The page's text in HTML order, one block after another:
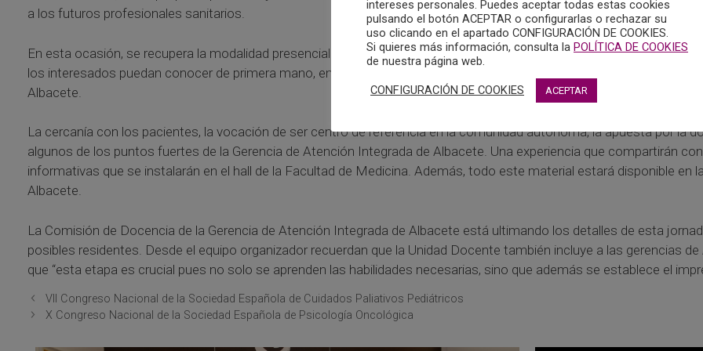
a los futuros profesionales sanitarios.
En esta ocasión, se recupera la modalidad presencial. El evento tendrá lugar en la Facultad de Medicina de Albacete,
los interesados puedan conocer de primera mano, en palabras de residentes, tutores y jefes de servicio de la GAI de
Albacete.
La cercanía con los pacientes, la vocación de ser centro de referencia en la comunidad autónoma, la apuesta por la
algunos de los puntos fuertes de la Gerencia de Atención Integrada de Albacete. Una experiencia que compartirán
informativas que se instalarán en el hall de la Facultad de Medicina. Además, todo este material estará disponible en
Albacete.
La Comisión de Docencia de la Gerencia de Atención Integrada de Albacete está ultimando los detalles de esta
posibles residentes. Desde el equipo organizador recuerdan que la Unidad Docente también incluye a las gerencias
que “esta etapa es crucial pues no solo se aprenden las habilidades necesarias, sino que además se establece el
VII Congreso Nacional de la Sociedad Española de Cuidados Paliativos Pediátricos
X Congreso Nacional de la Sociedad Española de Psicología Oncológica
intereses personales. Puedes aceptar todas estas cookies
pulsando el botón ACEPTAR o configurarlas o rechazar su
uso clicando en el apartado CONFIGURACIÓN DE COOKIES.
Si quieres más información, consulta la POLÍTICA DE COOKIES
de nuestra página web.
CONFIGURACIÓN DE COOKIES ACEPTAR